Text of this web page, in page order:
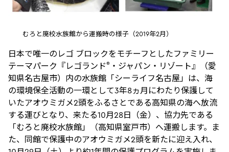
むろと廃校水族館から運搬時の様子（2019年2月）
日本で唯一のレゴ ブロックをモチーフとしたファミリー
テーマパーク『レゴランド® ・ジャパン・リゾート』（愛
知県名古屋市）内の水族館「シーライフ名古屋」は、海
の環境保全活動の一環として3年8ヵ月にわたり保護して
いたアオウミガメ2頭をふるさとである高知県の海へ放流
する運びとなり、来たる10月28日（金）、協力先である
「むろと廃校水族館」（高知県室戸市）へ運搬します。ま
た、同館で保護中のアオウミガメ2頭を新たに迎え入れ、